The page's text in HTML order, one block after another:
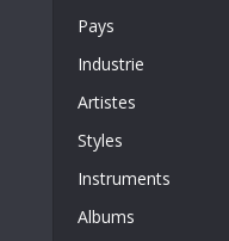
Pays
Industrie
Artistes
Styles
Instruments
Albums